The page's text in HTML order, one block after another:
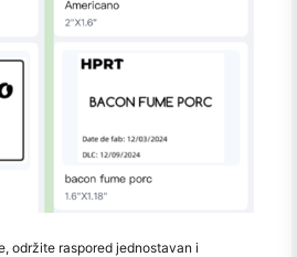
održite raspored jednostavan i